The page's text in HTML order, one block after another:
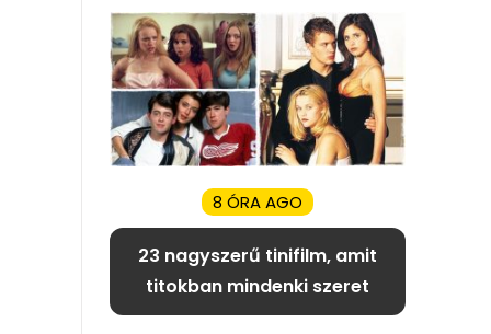
8 ÓRA AGO
23 nagyszerű tinifilm, amit
titokban mindenki szeret